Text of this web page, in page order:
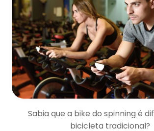
Sabia que a bike do spinning é
bicicleta tradicional?